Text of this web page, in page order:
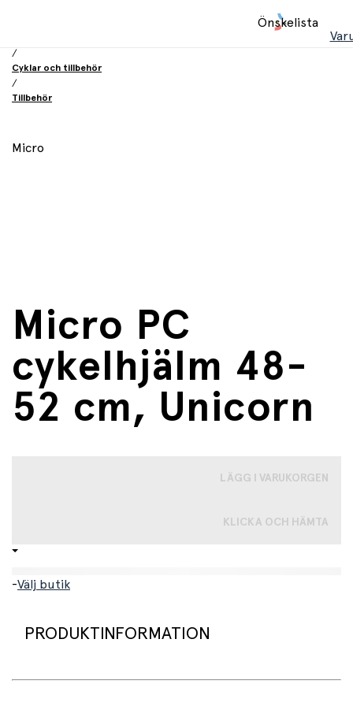
Önskelista
/
Cyklar och tillbehör
/
Tillbehör
Micro
Micro PC
cykelhjälm 48-
52 cm, Unicorn
LÄGG I VARUKORGEN
KLICKA OCH HÄMTA
-Välj butik
PRODUKTINFORMATION
Supersnygg och säker blå hjälm från Micro i storlek small,